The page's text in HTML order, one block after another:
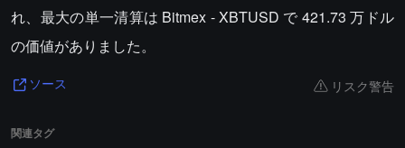
れ、最大の単一清算は Bitmex - XBTUSD で 421.73 万ドル
の価値がありました。
ソース リスク警告
関連タグ